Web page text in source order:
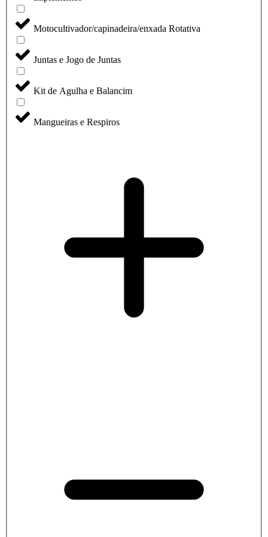
Motocultivador/capinadeira/enxada Rotativa
Juntas e Jogo de Juntas
Kit de Agulha e Balancim
Mangueiras e Respiros